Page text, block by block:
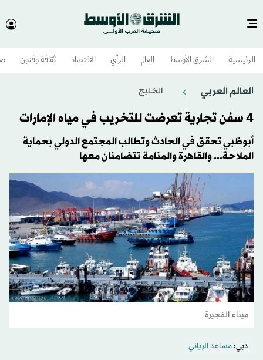
الرئيسية الشرق الأوسط​ العالم الرأي الاقتصاد ثقافة وفنون
العالم العربي الخليج
4 سفن تجارية تعرضت للتخريب في مياه الإمارات
أبوظبي تحقق في الحادث وتطالب المجتمع الدولي بحماية
الملاحة... والقاهرة والمنامة تتضامنان معها
ميناء الفجيرة
دبي:مساعد الزياني